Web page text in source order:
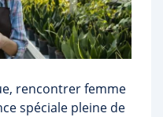
rencontrer femme
spéciale pleine de